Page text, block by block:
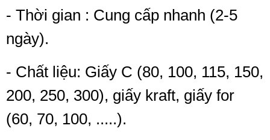
- Thời gian : Cung cấp nhanh (2-5
ngày).
- Chất liệu: Giấy C (80, 100, 115, 150,
200, 250, 300), giấy kraft, giấy for
(60, 70, 100, .....).